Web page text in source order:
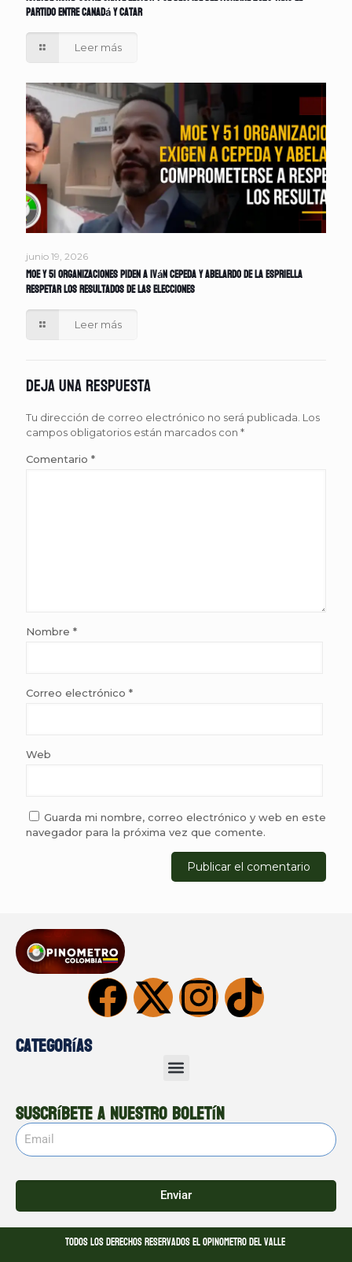
partido entre Canadá y Catar
Leer más
junio 19, 2026
MOE y 51 organizaciones piden a Iván Cepeda y Abelardo de la Espriella
respetar los resultados de las elecciones
Leer más
Deja una respuesta
Tu dirección de correo electrónico no será publicada. Los
campos obligatorios están marcados con *
Comentario *
Nombre *
Correo electrónico *
Web
Guarda mi nombre, correo electrónico y web en este
navegador para la próxima vez que comente.
Categorías
Suscríbete a nuestro boletín
Enviar
Todos los derechos reservados El opinometro del valle